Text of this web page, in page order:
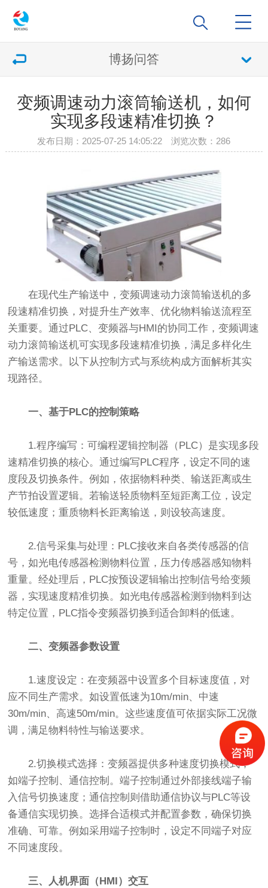
博扬问答
变频调速动力滚筒输送机，如何
实现多段速精准切换？
发布日期：2025-07-25 14:05:22 浏览次数： 286
在现代生产输送中，变频调速动力滚筒输送机的多
段速精准切换，对提升生产效率、优化物料输送流程至
关重要。通过PLC、变频器与HMI的协同工作，变频调速
动力滚筒输送机可实现多段速精准切换，满足多样化生
产输送需求。以下从控制方式与系统构成方面解析其实
现路径。
一、基于PLC的控制策略
1.程序编写：可编程逻辑控制器（PLC）是实现多段
速精准切换的核心。通过编写PLC程序，设定不同的速
度段及切换条件。例如，依据物料种类、输送距离或生
产节拍设置逻辑。若输送轻质物料至短距离工位，设定
较低速度；重质物料长距离输送，则设较高速度。
2.信号采集与处理：PLC接收来自各类传感器的信
号，如光电传感器检测物料位置，压力传感器感知物料
重量。经处理后，PLC按预设逻辑输出控制信号给变频
器，实现速度精准切换。如光电传感器检测到物料到达
特定位置，PLC指令变频器切换到适合卸料的低速。
二、变频器参数设置
1.速度设定：在变频器中设置多个目标速度值，对
应不同生产需求。如设置低速为10m/min、中速
30m/min、高速50m/min。这些速度值可依据实际工况微
调，满足物料特性与输送要求。
2.切换模式选择：变频器提供多种速度切换模式，
如端子控制、通信控制。端子控制通过外部接线端子输
入信号切换速度；通信控制则借助通信协议与PLC等设
备通信实现切换。选择合适模式并配置参数，确保切换
准确、可靠。例如采用端子控制时，设定不同端子对应
不同速度段。
三、人机界面（HMI）交互